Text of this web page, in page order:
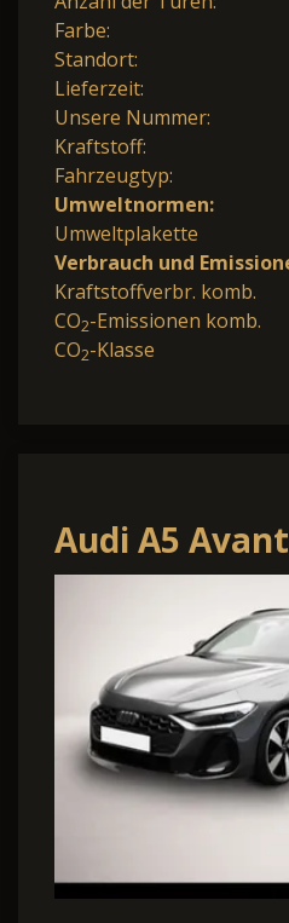
Farbe:
Standort:
Lieferzeit:
Unsere Nummer:
Kraftstoff:
Fahrzeugtyp:
Umweltnormen:
Umweltplakette
Verbrauch und
Kraftstoffverbr. komb.
CO2-Emissionen komb.
CO2-Klasse
Audi A5 Avant
tronic S-Line
BLACK/19"/